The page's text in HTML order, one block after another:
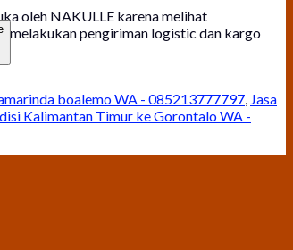
oleh NAKULLE karena melihat
melakukan pengiriman logistic dan kargo
boalemo WA - 085213777797, Jasa
Kalimantan Timur ke Gorontalo WA -